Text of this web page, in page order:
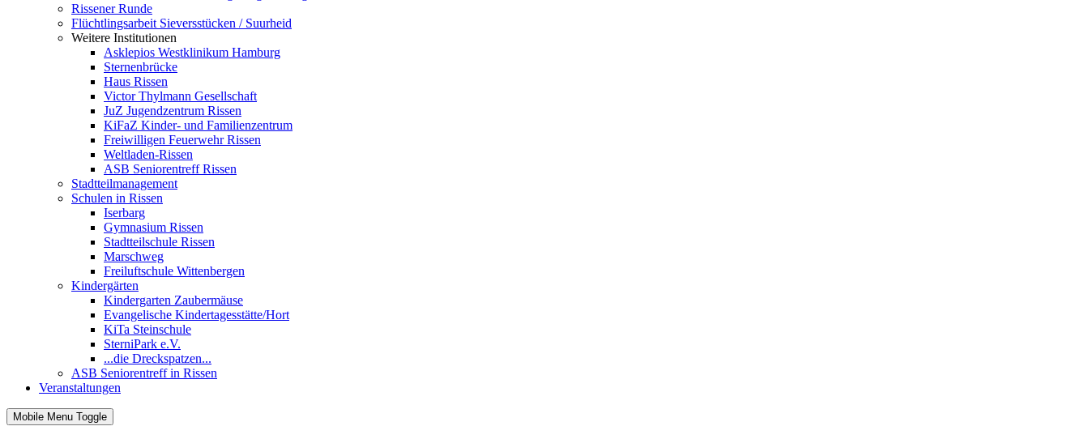
Rissener Runde
Flüchtlingsarbeit Sieversstücken / Suurheid
Weitere Institutionen
Asklepios Westklinikum Hamburg
Sternenbrücke
Haus Rissen
Victor Thylmann Gesellschaft
JuZ Jugendzentrum Rissen
KiFaZ Kinder- und Familienzentrum
Freiwilligen Feuerwehr Rissen
Weltladen-Rissen
ASB Seniorentreff Rissen
Stadtteilmanagement
Schulen in Rissen
Iserbarg
Gymnasium Rissen
Stadtteilschule Rissen
Marschweg
Freiluftschule Wittenbergen
Kindergärten
Kindergarten Zaubermäuse
Evangelische Kindertagesstätte/Hort
KiTa Steinschule
SterniPark e.V.
...die Dreckspatzen...
ASB Seniorentreff in Rissen
Veranstaltungen
Mobile Menu Toggle